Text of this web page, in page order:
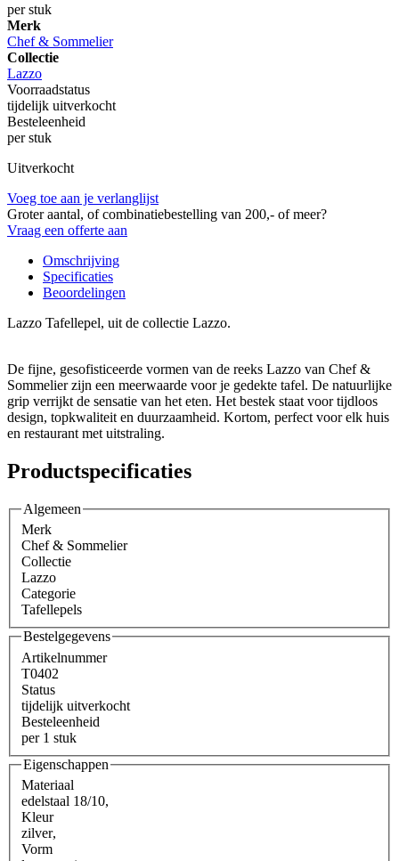
per stuk
Merk
Chef & Sommelier
Collectie
Lazzo
Voorraadstatus
tijdelijk uitverkocht
Besteleenheid
per stuk
Uitverkocht
Voeg toe aan je verlanglijst
Groter aantal, of combinatiebestelling van 200,- of meer?
Vraag een offerte aan
Omschrijving
Specificaties
Beoordelingen
Lazzo Tafellepel, uit de collectie Lazzo.
De fijne, gesofisticeerde vormen van de reeks Lazzo van Chef &
Sommelier zijn een meerwaarde voor je gedekte tafel. De natuurlijke
grip verrijkt de sensatie van het eten. Het bestek staat voor tijdloos
design, topkwaliteit en duurzaamheid. Kortom, perfect voor elk huis
en restaurant met uitstraling.
Productspecificaties
Algemeen
Merk
Chef & Sommelier
Collectie
Lazzo
Categorie
Tafellepels
Bestelgegevens
Artikelnummer
T0402
Status
tijdelijk uitverkocht
Besteleenheid
per 1 stuk
Eigenschappen
Materiaal
edelstaal 18/10,
Kleur
zilver,
Vorm